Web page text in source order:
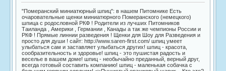
"Померанский миниатюрный шпиц": в нашем Питомнике Есть
очаровательные щенки миниатюрного Померанского (немецкого)
шпица с родословной РКФ ! Родители из лучших Питомников
Таиланда , Америки , Германии , Канады а так же чемпионы России и
РКФ ! Прямые линнии разведения ! Щенки для Шоу для Разведения и
просто для души ! сайт: http://www.saren-first.com/ шпиц умеет
улыбаться сам и заставляет улыбаться других! шпиц - красота,
сообразительность и здоровье! шпиц - это пушистая радость и
веселье в вашем доме! шпиц - необычайно преданный, верный друг,
всегда готовый составить компанию! шпиц - маленькая собачка с